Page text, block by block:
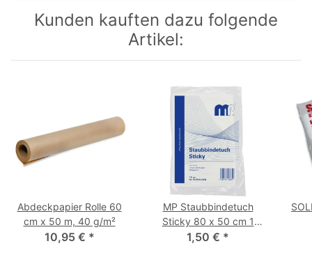
Kunden kauften dazu folgende
Artikel:
Abdeckpapier Rolle 60
cm x 50 m, 40 g/m²
10,95 € *
MP Staubbindetuch
Sticky 80 x 50 cm 1
Stück
1,50 € *